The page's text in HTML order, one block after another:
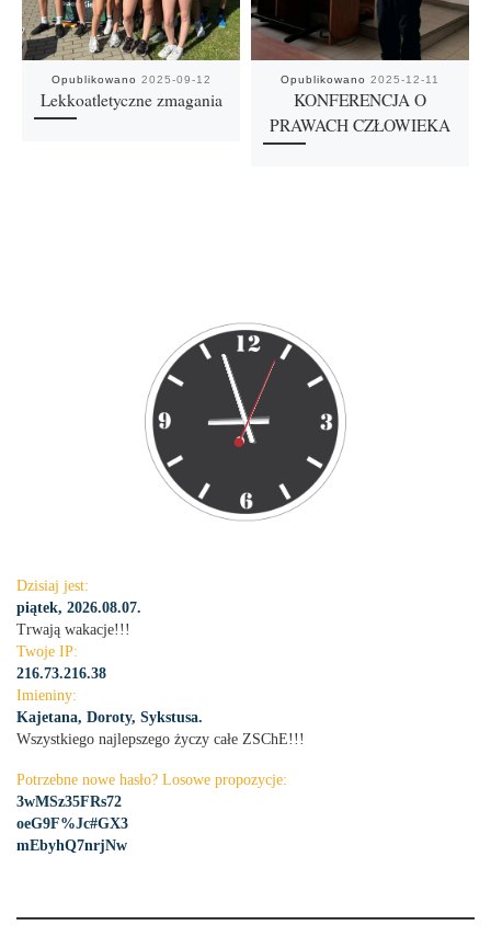
Opublikowano 2025-09-12
Lekkoatletyczne zmagania
Opublikowano 2025-12-11
KONFERENCJA O
PRAWACH CZŁOWIEKA
Dzisiaj jest:
piątek, 2026.08.07.
Trwają wakacje!!!
Twoje IP:
216.73.216.38
Imieniny:
Kajetana, Doroty, Sykstusa.
Wszystkiego najlepszego życzy całe ZSChE!!!
Potrzebne nowe hasło? Losowe propozycje:
3wMSz35FRs72
oeG9F%Jc#GX3
mEbyhQ7nrjNw